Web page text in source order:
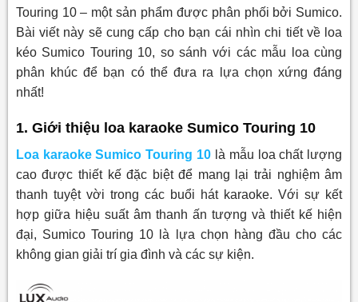
Touring 10 – một sản phẩm được phân phối bởi Sumico.
Bài viết này sẽ cung cấp cho bạn cái nhìn chi tiết về loa
kéo Sumico Touring 10, so sánh với các mẫu loa cùng
phân khúc để bạn có thể đưa ra lựa chọn xứng đáng
nhất!
1. Giới thiệu loa karaoke Sumico Touring 10
Loa karaoke Sumico Touring 10 là mẫu loa chất lượng
cao được thiết kế đặc biệt để mang lại trải nghiệm âm
thanh tuyệt vời trong các buổi hát karaoke. Với sự kết
hợp giữa hiệu suất âm thanh ấn tượng và thiết kế hiện
đại, Sumico Touring 10 là lựa chọn hàng đầu cho các
không gian giải trí gia đình và các sự kiện.